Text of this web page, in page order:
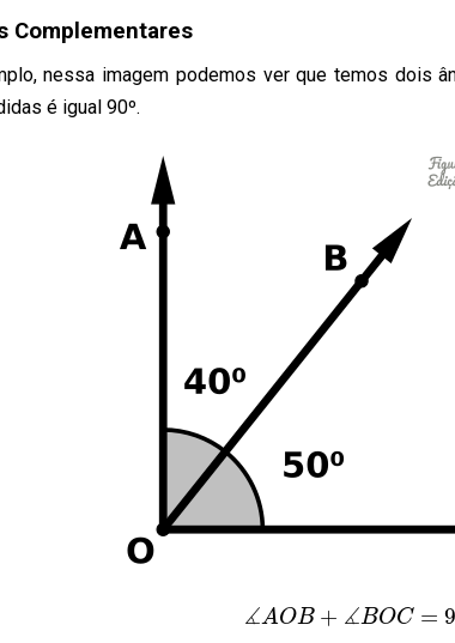
Complementares
nessa imagem podemos ver que temos dois
é igual 90º.
∡AOB + ∡BOC =